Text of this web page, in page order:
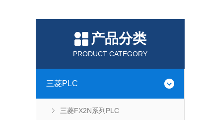
产品分类
PRODUCT CATEGORY
三菱PLC
三菱FX2N系列PLC